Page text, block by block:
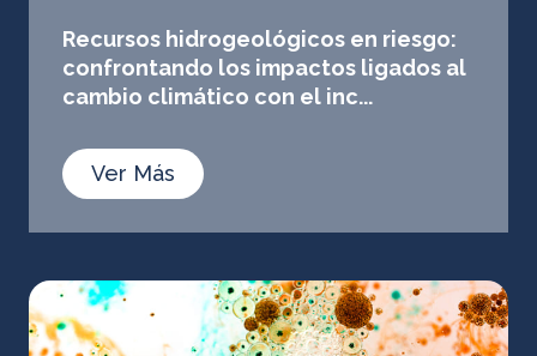
Recursos hidrogeológicos en riesgo:
confrontando los impactos ligados al
cambio climático con el inc...
Ver Más